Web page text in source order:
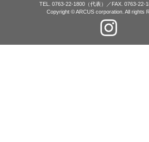
TEL. 0763-22-1800（代表）／FAX. 0763-22-
Copyright © ARCUS corporation. All rights